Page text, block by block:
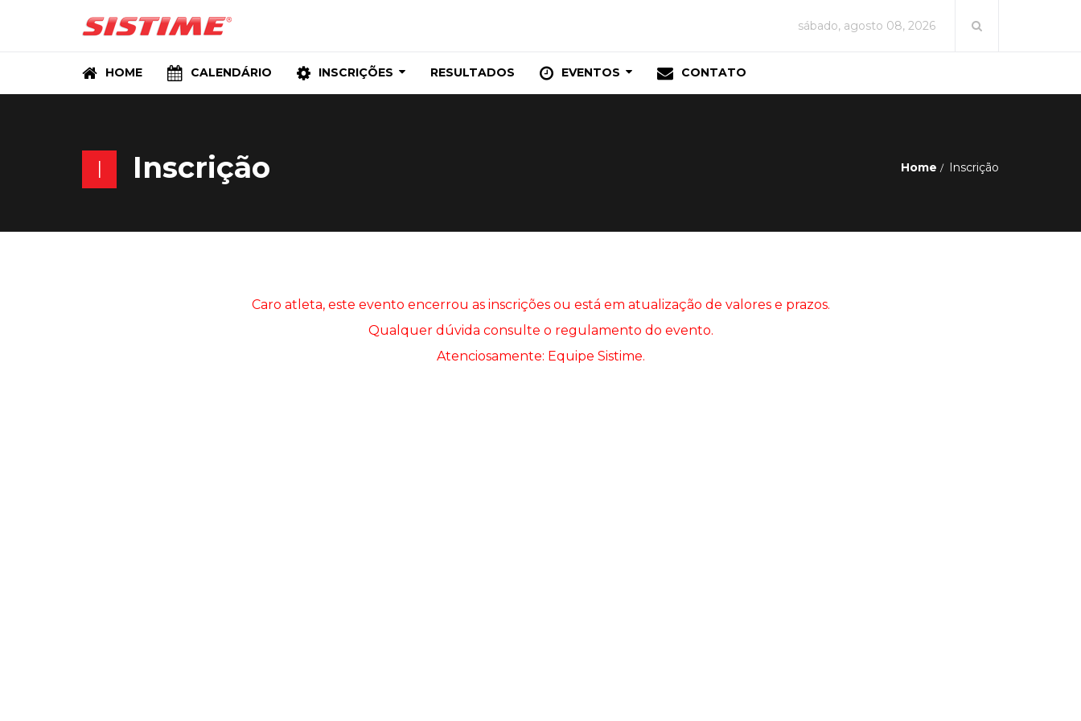
sábado, agosto 08, 2026
HOME CALENDÁRIO INSCRIÇÕES RESULTADOS EVENTOS CONTATO
I Inscrição Home Inscrição
Caro atleta, este evento encerrou as inscrições ou está em atualização de valores e prazos.
Qualquer dúvida consulte o regulamento do evento.
Atenciosamente: Equipe Sistime.